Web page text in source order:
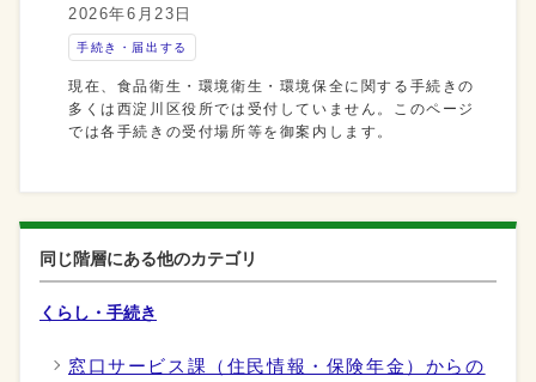
2026年6月23日
手続き・届出する
現在、食品衛生・環境衛生・環境保全に関する手続きの
多くは西淀川区役所では受付していません。このページ
では各手続きの受付場所等を御案内します。
同じ階層にある他のカテゴリ
くらし・手続き
窓口サービス課（住民情報・保険年金）からの